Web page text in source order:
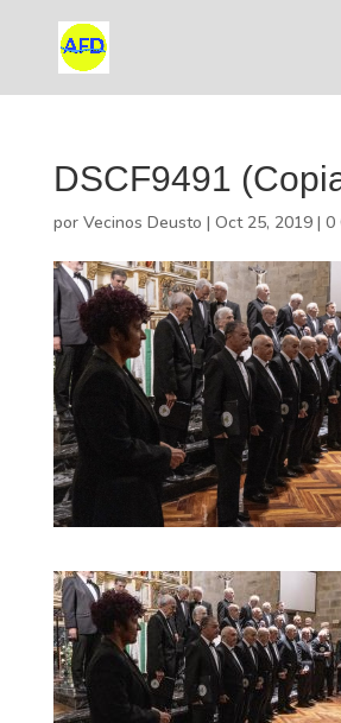
DSCF9491
por Vecinos Deusto | Oct 25, 2019| 0